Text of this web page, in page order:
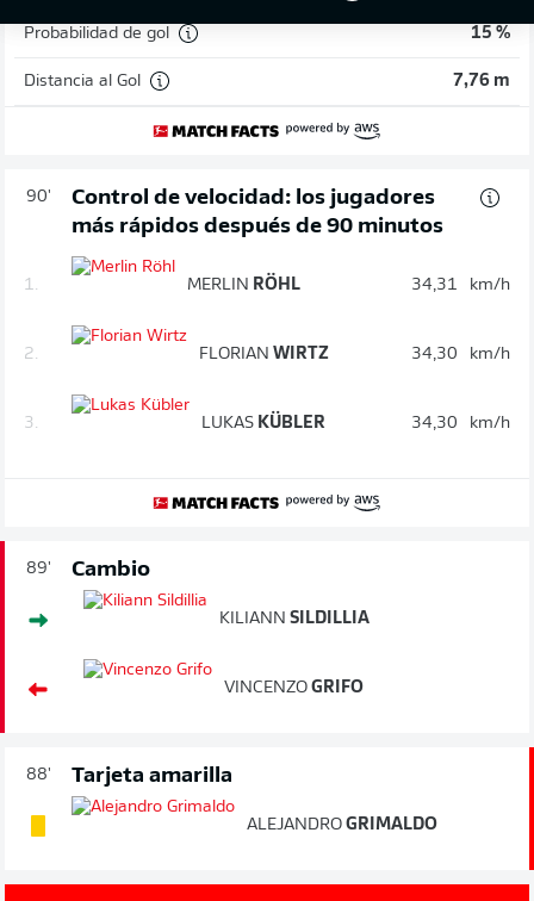
Probabilidad de gol 15 %
Distancia al Gol 7,76 m
90'
Control de velocidad: los jugadores
más rápidos después de 90 minutos
1. MERLIN RÖHL 34,31 km/h
2. FLORIAN WIRTZ 34,30 km/h
3. LUKAS KÜBLER 34,30 km/h
89' Cambio
KILIANN SILDILLIA
VINCENZO GRIFO
88' Tarjeta amarilla
ALEJANDRO GRIMALDO